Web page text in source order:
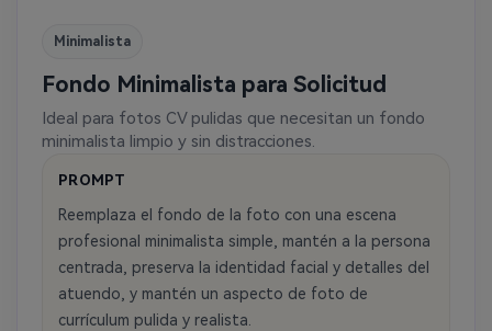
Minimalista
Fondo Minimalista para Solicitud
Ideal para fotos CV pulidas que necesitan un fondo
minimalista limpio y sin distracciones.
PROMPT
Reemplaza el fondo de la foto con una escena
profesional minimalista simple, mantén a la persona
centrada, preserva la identidad facial y detalles del
atuendo, y mantén un aspecto de foto de
currículum pulida y realista.